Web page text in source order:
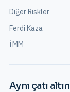
Diğer Riskler
Ferdi Kaza
İMM
Aynı çatı